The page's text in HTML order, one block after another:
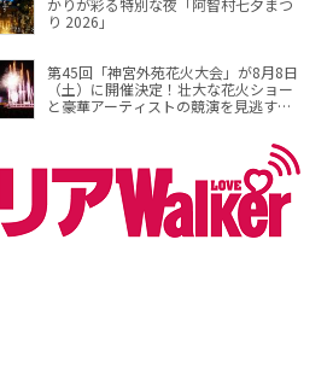
り 2026」
第45回「神宮外苑花火大会」が8月8日
（土）に開催決定！壮大な花火ショー
と豪華アーティストの競演を見逃す